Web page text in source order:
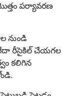
పర్యావరణ
నుండి
రీసైకిల్ చేయగల
కలిగిన